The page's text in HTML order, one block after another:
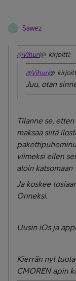
Sawez
@Vihuri@ kirjoitti:
@Vihuri@
Juu, otan
Tilanne se,
maksaa siitä
viimeksi eilen
aloin katsomaan
Ja koskee
Onneksi.
Uusin iOs ja
Kierrän nyt
CMOREN apin